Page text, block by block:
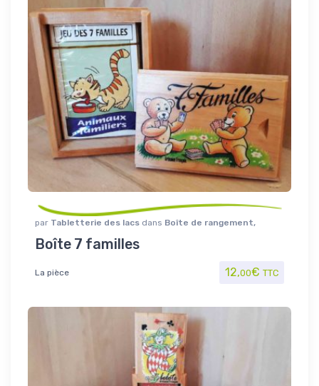
par Tabletterie des lacs dans Boîte de rangement,
Boîte 7 familles
La pièce 12,00€ TTC